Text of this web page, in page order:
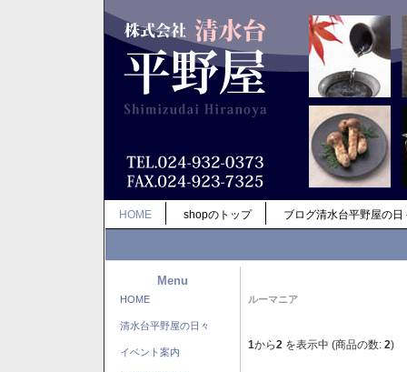
HOME shopのトップ ブログ清水台平野屋の日
Menu
HOME
清水台平野屋の日々
イベント案内
ルーマニア
1から2 を表示中 (商品の数: 2)